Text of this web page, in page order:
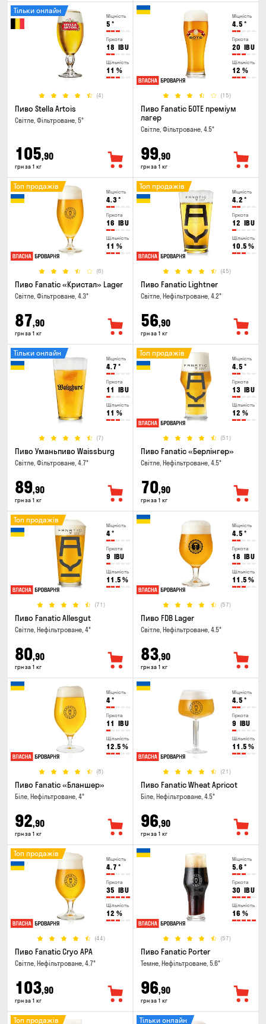
Міцність
5 °
Гіркота
18 IBU
Щільність
11 %
(4)
Тільки онлайн
Пиво Stella Artois
Світле, Фільтроване, 5°
105,90
грн за 1 кг
Міцність
4.5 °
Гіркота
20 IBU
Щільність
12 %
(15)
Пиво Fanatic БОТЕ преміум
лагер
Світле, Фільтроване, 4.5°
99,90
грн за 1 кг
Міцність
4.3°
Гіркота
16 IBU
Щільність
11 %
(6)
Топ продажів
Пиво Fanatic «Кристал» Lager
Світле, Фільтроване, 4.3°
87,90
грн за 1 кг
Міцність
4.2 °
Гіркота
12 IBU
Щільність
10.5 %
(45)
Топ продажів
Пиво Fanatic Lightner
Світле, Нефільтроване, 4.2°
56,90
грн за 1 кг
Міцність
4.7 °
Гіркота
11 IBU
Щільність
11 %
(7)
Тільки онлайн
Пиво Уманьпиво Waissburg
Світле, Фільтроване, 4.7°
89,90
грн за 1 кг
Міцність
4.5 °
Гіркота
13 IBU
Щільність
12 %
(51)
Топ продажів
Пиво Fanatic «Берлінгер»
Світле, Нефільтроване, 4.5°
70,90
грн за 1 кг
Міцність
4°
Гіркота
9 IBU
Щільність
11.5 %
(71)
Топ продажів
Пиво Fanatic Allesgut
Світле, Нефільтроване, 4°
80,90
грн за 1 кг
Міцність
4.5 °
Гіркота
18 IBU
Щільність
11.5 %
(57)
Пиво FDB Lager
Світле, Нефільтроване, 4.5°
83,90
грн за 1 кг
Міцність
4°
Гіркота
11 IBU
Щільність
12.5 %
(8)
Пиво Fanatic «Бланшер»
Біле, Нефільтроване, 4°
92,90
грн за 1 кг
Міцність
4.5 °
Гіркота
9 IBU
Щільність
11.5 %
(21)
Пиво Fanatic Wheat Apricot
Біле, Нефільтроване, 4.5°
96,90
грн за 1 кг
Міцність
4.7 °
Гіркота
35 IBU
Щільність
12 %
(44)
Топ продажів
Пиво Fanatic Cryo APA
Світле, Нефільтроване, 4.7°
103,90
грн за 1 кг
Міцність
5.6 °
Гіркота
30 IBU
Щільність
16 %
(57)
Пиво Fanatic Porter
Темне, Нефільтроване, 5.6°
96,90
грн за 1 кг
Топ продажів Тільки онлайн